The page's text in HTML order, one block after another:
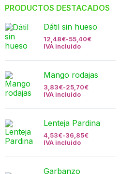
PRODUCTOS DESTACADOS
Dátil sin hueso
12,48€-55,40€
IVA incluido
Mango rodajas
3,83€-25,70€
IVA incluido
Lenteja Pardina
4,53€-36,85€
IVA incluido
Garbanzo